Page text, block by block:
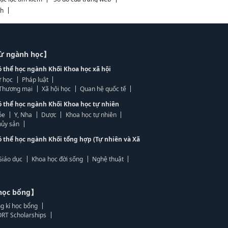
học】
học ngành Khối Khoa học xã hội
học
Pháp luật
mại
Xã hội học
Quan hệ quốc tế
thể học ngành Khối Khoa học tự nhiên
Y, Nha Dược
Khoa học tự nhiên
sản
thể học ngành Khối tổng hợp (Tự nhiên và Xã
dục Khoa học đời sống Nghệ thuật
bổng】
kí học bổng
Scholarships